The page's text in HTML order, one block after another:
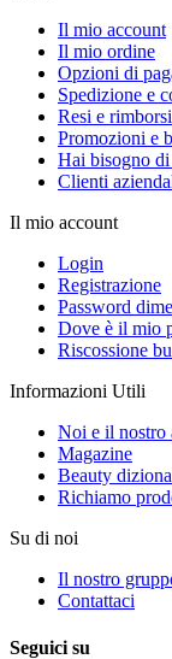
Il mio account
Il mio ordine
Opzioni di
Spedizione e
Resi e rimborsi
Promozioni e
Hai bisogno
Clienti
Il mio account
Login
Registrazione
Password
Dove è il mio
Riscossione
Informazioni Utili
Noi e il nostro
Magazine
Beauty
Richiamo
Su di noi
Il nostro
Contattaci
Seguici su